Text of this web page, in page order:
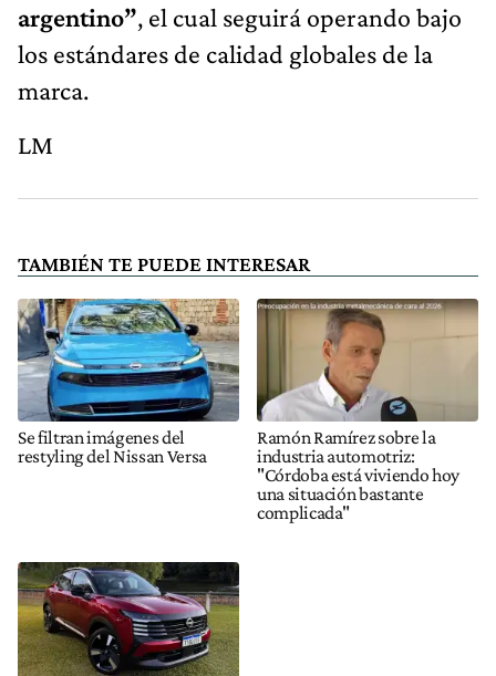
argentino”, el cual seguirá operando bajo
los estándares de calidad globales de la
marca.
LM
TAMBIÉN TE PUEDE INTERESAR
Se filtran imágenes del
restyling del Nissan Versa
Ramón Ramírez sobre la
industria automotriz:
"Córdoba está viviendo hoy
una situación bastante
complicada"